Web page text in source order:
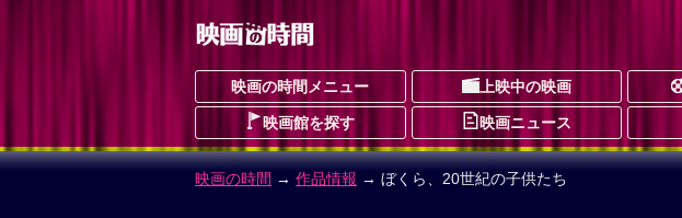
映画の時間メニュー 上映中の映画
映画館を探す 映画ニュース
映画の時間 → 作品情報 → ぼくら、20世紀の子供たち